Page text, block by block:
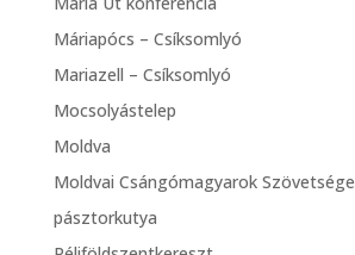
Máriapócs – Csíksomlyó
Mariazell – Csíksomlyó
Mocsolyástelep
Moldva
Moldvai Csángómagyarok Szövetsége
pásztorkutya